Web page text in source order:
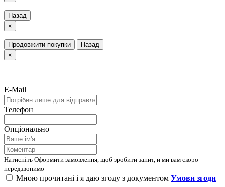
Назад
×
Продовжити покупки
Назад
×
E-Mail
Телефон
Опціонально
Натисніть Оформити замовлення, щоб зробити запит, и ми вам скоро
передзвонимо
Мною прочитані і я даю згоду з документом Умови згоди